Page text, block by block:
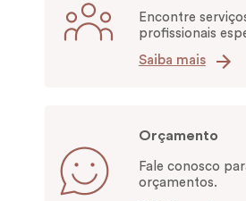
Encontre
profissionais
Saiba mais
Orçamento
Fale conosco
orçamentos.